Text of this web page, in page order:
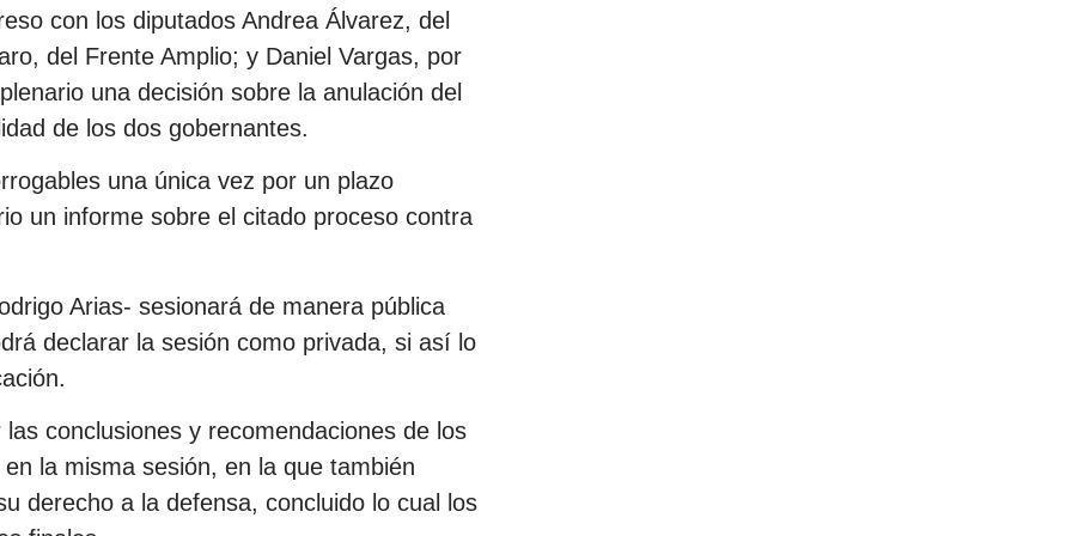
con los diputados Andrea Álvarez, del
del Frente Amplio; y Daniel Vargas, por
una decisión sobre la anulación del
de los dos gobernantes.
una única vez por un plazo
un informe sobre el citado proceso contra
Arias- sesionará de manera pública
declarar la sesión como privada, si así lo
conclusiones y recomendaciones de los
la misma sesión, en la que también
derecho a la defensa, concluido lo cual los